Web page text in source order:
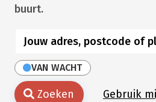
buurt.
VAN WACHT
Zoeken Gebruik